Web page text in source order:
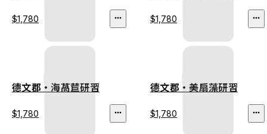
$1,780 $1,780
德文郡・海萵苣研習
$1,780
德文郡・美扇藻研習
$1,780